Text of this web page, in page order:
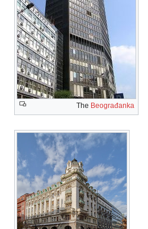
The Beograđanka